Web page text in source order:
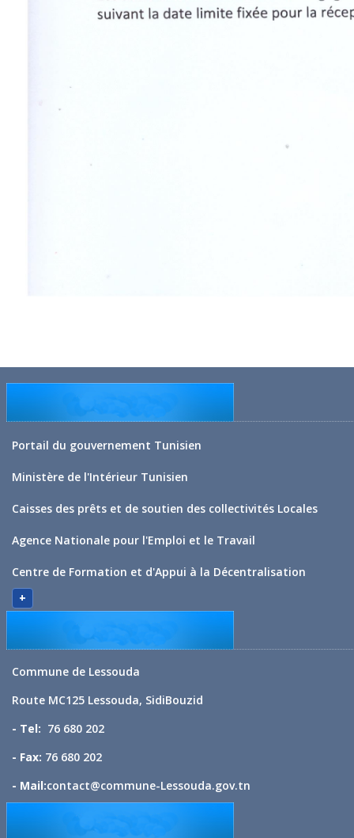
Portail du gouvernement Tunisien
Ministère de l'Intérieur Tunisien
Caisses des prêts et de soutien des collectivités Locales
Agence Nationale pour l'Emploi et le Travail
Centre de Formation et d'Appui à la Décentralisation
+
Commune de Lessouda
Route MC125 Lessouda, SidiBouzid
- Tel: 76 680 202
- Fax: 76 680 202
- Mail:contact@commune-Lessouda.gov.tn